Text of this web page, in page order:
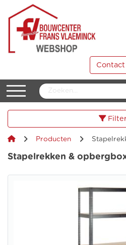
Contact
Producten
Stapelrekken &